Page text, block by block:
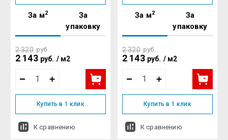
За м2
За
упаковку
2 320 руб.
2 143 руб. / м2
Купить в 1 клик
К сравнению
За м2
За
упаковку
2 320 руб.
2 143 руб. / м2
Купить в 1 клик
К сравнению